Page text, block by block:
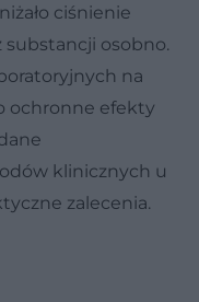
ciśnienie
osobno.
na
ochronne efekty
klinicznych u
zalecenia.